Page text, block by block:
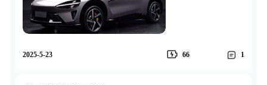
2025-5-23 66 1